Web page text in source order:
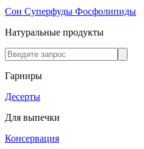
Сон Суперфуды Фосфолипиды
Натуральные продукты
Гарниры
Десерты
Для выпечки
Консервация